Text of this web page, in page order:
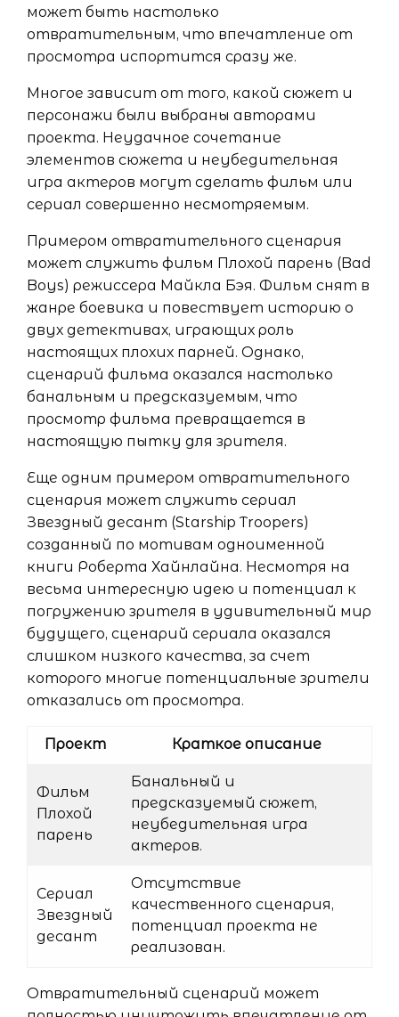
может быть настолько
отвратительным, что впечатление от
просмотра испортится сразу же.
Многое зависит от того, какой сюжет и
персонажи были выбраны авторами
проекта. Неудачное сочетание
элементов сюжета и неубедительная
игра актеров могут сделать фильм или
сериал совершенно несмотряемым.
Примером отвратительного сценария
может служить фильм Плохой парень (Bad
Boys) режиссера Майкла Бэя. Фильм снят в
жанре боевика и повествует историю о
двух детективах, играющих роль
настоящих плохих парней. Однако,
сценарий фильма оказался настолько
банальным и предсказуемым, что
просмотр фильма превращается в
настоящую пытку для зрителя.
Еще одним примером отвратительного
сценария может служить сериал
Звездный десант (Starship Troopers)
созданный по мотивам одноименной
книги Роберта Хайнлайна. Несмотря на
весьма интересную идею и потенциал к
погружению зрителя в удивительный мир
будущего, сценарий сериала оказался
слишком низкого качества, за счет
которого многие потенциальные зрители
отказались от просмотра.
Проект Краткое описание
Фильм
Плохой
парень
Банальный и
предсказуемый сюжет,
неубедительная игра
актеров.
Сериал
Звездный
десант
Отсутствие
качественного сценария,
потенциал проекта не
реализован.
Отвратительный сценарий может